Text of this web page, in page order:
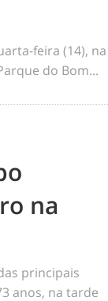
feira (14), na
do Bom...
na
principais
anos, na tarde